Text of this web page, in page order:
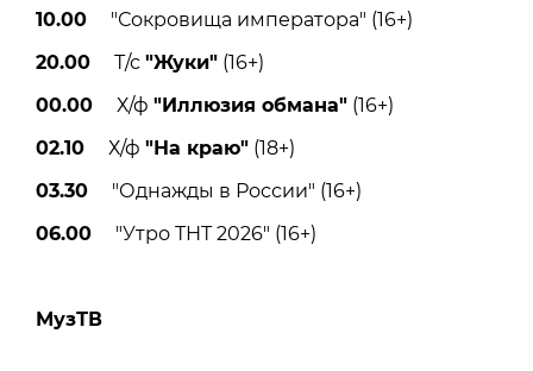
10.00 "Сокровища императора" (16+)
20.00 Т/с "Жуки" (16+)
00.00 Х/ф "Иллюзия обмана" (16+)
02.10 Х/ф "На краю" (18+)
03.30 "Однажды в России" (16+)
06.00 "Утро ТНТ 2026" (16+)
МузТВ